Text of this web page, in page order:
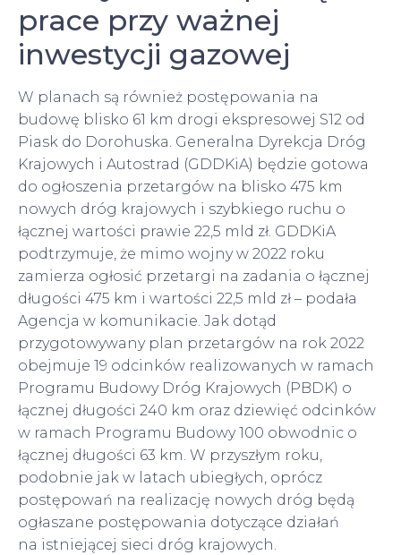
prace przy ważnej
inwestycji gazowej
W planach są również postępowania na
budowę blisko 61 km drogi ekspresowej S12 od
Piask do Dorohuska. Generalna Dyrekcja Dróg
Krajowych i Autostrad (GDDKiA) będzie gotowa
do ogłoszenia przetargów na blisko 475 km
nowych dróg krajowych i szybkiego ruchu o
łącznej wartości prawie 22,5 mld zł. GDDKiA
podtrzymuje, że mimo wojny w 2022 roku
zamierza ogłosić przetargi na zadania o łącznej
długości 475 km i wartości 22,5 mld zł – podała
Agencja w komunikacie. Jak dotąd
przygotowywany plan przetargów na rok 2022
obejmuje 19 odcinków realizowanych w ramach
Programu Budowy Dróg Krajowych (PBDK) o
łącznej długości 240 km oraz dziewięć odcinków
w ramach Programu Budowy 100 obwodnic o
łącznej długości 63 km. W przyszłym roku,
podobnie jak w latach ubiegłych, oprócz
postępowań na realizację nowych dróg będą
ogłaszane postępowania dotyczące działań
na istniejącej sieci dróg krajowych.